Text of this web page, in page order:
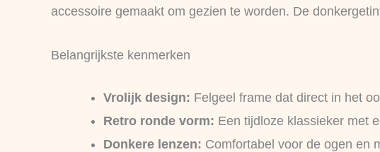
accessoire gemaakt om gezien te worden. De
Belangrijkste kenmerken
Vrolijk design: Felgeel frame dat direct in het
Retro ronde vorm: Een tijdloze klassieker met
Donkere lenzen: Comfortabel voor de ogen en